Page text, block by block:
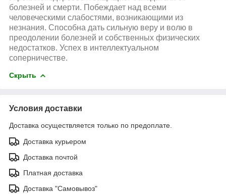
болезней и смерти. Побеждает над всеми
человеческими слабостями, возникающими из
незнания. Способна дать сильную веру и волю в
преодолении болезней и собственных физических
недостатков. Успех в интеллектуальном
соперничестве.
Скрыть
Условия доставки
Доставка осуществляется только по предоплате.
Доставка курьером
Доставка почтой
Платная доставка
Доставка "Самовывоз"